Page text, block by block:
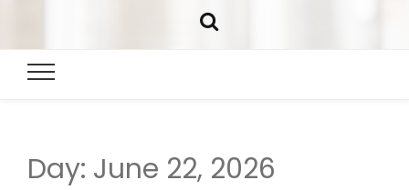
Day: June 22, 2026